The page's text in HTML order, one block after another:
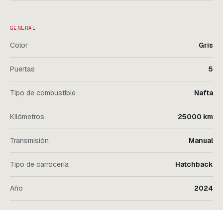
GENERAL
Color Gris
Puertas 5
Tipo de combustible Nafta
Kilómetros 25000 km
Transmisión Manual
Tipo de carrocería Hatchback
Año 2024